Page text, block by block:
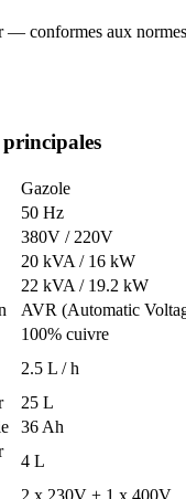
— conformes aux
Gazole
50 Hz
380V / 220V
20 kVA / 16 kW
22 kVA / 19.2 kW
AVR (Automatic
100% cuivre
2.5 L / h
25 L
36 Ah
4 L
2 x 230V + 1 x 400V